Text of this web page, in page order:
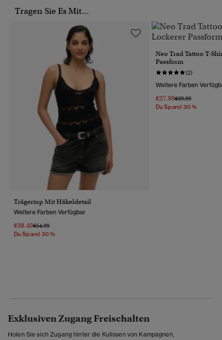
Tragen Sie Es Mit...
Trägertop Mit Häkeldetail
Weitere Farben Verfügbar
€38.49Preis Wurde Reduziert Von
€54.99Bis
Du Sparst 30 %
Neo Trad Tattoo T-
Passform
(2)
Weitere Farben
€27.99Preis Wurde
€39.99Bis
Du Sparst 30 %
Exklusiven Zugang Freischalten
Holen Sie sich Zugang hinter die Kulissen von Kampagnen,